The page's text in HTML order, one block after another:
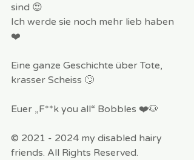
sind 😍
Ich werde sie noch mehr lieb haben
❤️
Eine ganze Geschichte über Tote,
krasser Scheiss 🙄
Euer „F**k you all“ Bobbles ❤️🐶
© 2021 - 2024 my disabled hairy
friends. All Rights Reserved.